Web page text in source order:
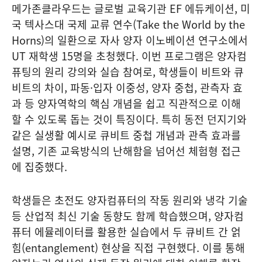
메가존클라우드는 글로벌 교육기관 EF 에듀케이션, 미
국 텍사스대 국제 교류 연수(Take the World by the
Horns)의 일환으로 자사 양자 이노베이션 연구소에서
UT 재학생 15명을 초청했다. 이번 프로그램은 양자컴
퓨팅의 원리 강의와 실습 참여로, 학생들이 비트와 큐
비트의 차이, 파동·입자 이중성, 양자 중첩, 관측자 효
과 등 양자역학의 핵심 개념을 쉽고 직관적으로 이해
할 수 있도록 돕는 것이 특징이다. 특히 동전 던지기와
같은 실생활 예시로 큐비트 중첩 개념과 관측 효과를
설명, 기존 교육방식의 난해함을 넘어선 체험형 접근
에 집중했다.
학생들은 초전도 양자컴퓨터의 작동 원리와 냉각 기술
등 산업적 최신 기술 동향도 함께 학습했으며, 양자컴
퓨터 에뮬레이터를 활용한 실습에서 두 큐비트 간 얽
힘(entanglement) 현상을 직접 구현했다. 이를 통해